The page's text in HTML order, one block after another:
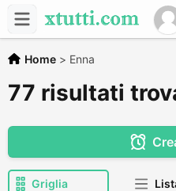
Home > Enna
77 risultati
Griglia